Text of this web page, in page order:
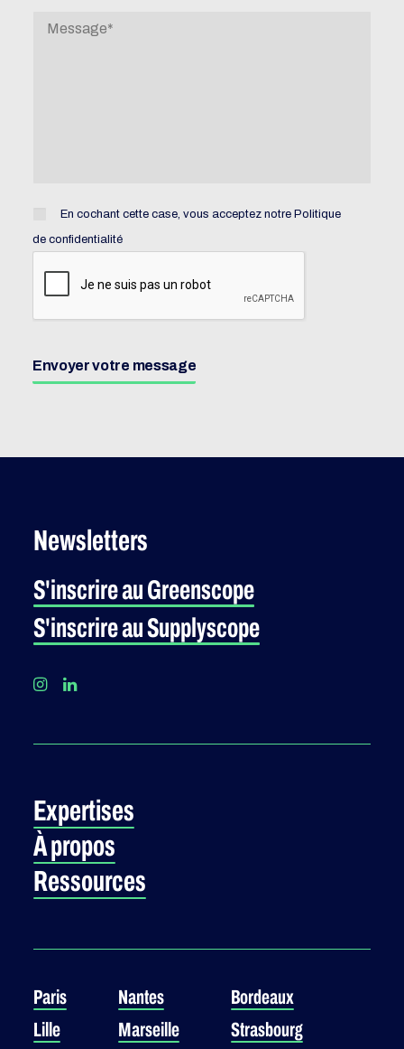
En cochant cette case, vous acceptez notre Politique
de confidentialité
Envoyer votre message
Newsletters
S'inscrire au Greenscope
S'inscrire au Supplyscope
Expertises
À propos
Ressources
Paris
Lille
Nantes
Marseille
Bordeaux
Strasbourg